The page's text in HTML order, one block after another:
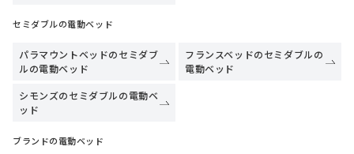
セミダブルの電動ベッド
パラマウントベッドのセミダブ
ルの電動ベッド
フランスベッドのセミダブルの
電動ベッド
シモンズのセミダブルの電動ベ
ッド
ブランドの電動ベッド